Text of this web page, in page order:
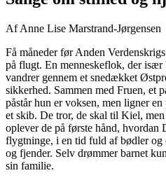
Af Anne Lise Marstrand-Jørgensen
Få måneder før Anden
på flugt. En menneskeflok, der især
vandrer gennem et snedækket
sikkerhed. Sammen med Fruen, et
påstår hun er voksen, men ligner
et skib. De tror, de skal til Kiel,
oplever de på første hånd, hvordan
flygtninge, i en tid fuld af bødler og
og fjender. Selv drømmer barnet
sin familie.